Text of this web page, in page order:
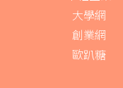
大學網
創業網
歐趴糖